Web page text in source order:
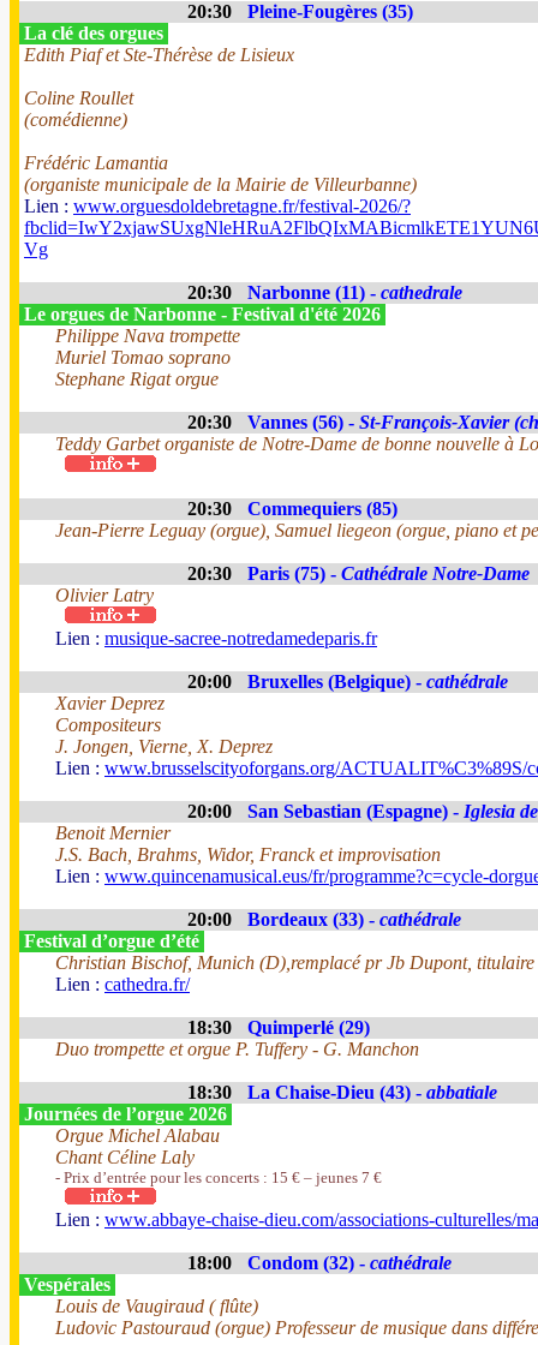
20:30
Pleine-Fougères (35)
La clé des orgues
Edith Piaf et Ste-Thérèse de Lisieux
Coline Roullet
(comédienne)
Frédéric Lamantia
(organiste municipale de la Mairie de Villeurbanne)
Lien : www.orguesdoldebretagne.fr/festival-2026/?
Vg
20:30 Narbonne (11) - cathedrale
Le orgues de Narbonne - Festival d'été 2026
Philippe Nava trompette
Muriel Tomao soprano
Stephane Rigat orgue
20:30 Vannes (56) - St-François-Xavier
Teddy Garbet organiste de Notre-Dame de bonne nouvelle à
20:30
Commequiers (85)
Jean-Pierre Leguay (orgue), Samuel liegeon (orgue, piano et
20:30 Paris (75) - Cathédrale Notre-Dame
Olivier Latry
Lien : musique-sacree-notredamedeparis.fr
20:00 Bruxelles (Belgique) - cathédrale
Xavier Deprez
Compositeurs
J. Jongen, Vierne, X. Deprez
Lien : www.brusselscityoforgans.org/ACTUALIT%C3%89S/
20:00 San Sebastian (Espagne) - Iglesia
Benoit Mernier
J.S. Bach, Brahms, Widor, Franck et improvisation
Lien : www.quincenamusical.eus/fr/programme?c=cycle-
20:00 Bordeaux (33) - cathédrale
Festival d’orgue d’été
Christian Bischof, Munich (D),remplacé pr Jb Dupont, titulaire
Lien : cathedra.fr/
18:30
Quimperlé (29)
Duo trompette et orgue P. Tuffery - G. Manchon
18:30 La Chaise-Dieu (43) - abbatiale
Journées de l’orgue 2026
Orgue Michel Alabau
Chant Céline Laly
- Prix d’entrée pour les concerts : 15 € – jeunes 7 €
Lien : www.abbaye-chaise-dieu.com/associations-culturelles/
18:00 Condom (32) - cathédrale
Vespérales
Louis de Vaugiraud ( flûte)
Ludovic Pastouraud (orgue) Professeur de musique dans